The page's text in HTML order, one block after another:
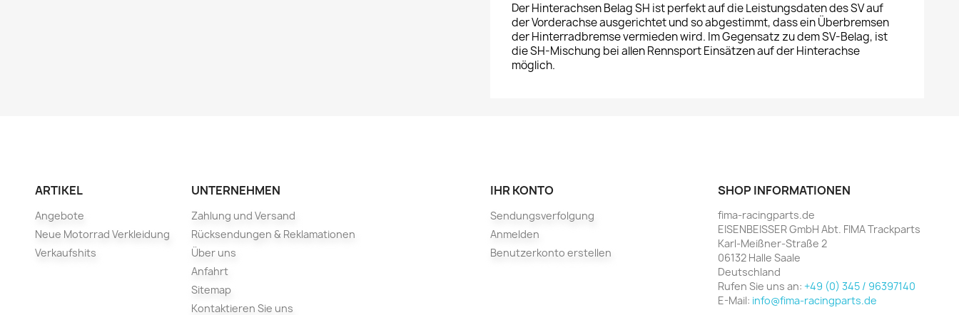
Der Hinterachsen Belag SH ist perfekt auf die Leistungsdaten des SV auf
der Vorderachse ausgerichtet und so abgestimmt, dass ein Überbremsen
der Hinterradbremse vermieden wird. Im Gegensatz zu dem SV-Belag, ist
die SH-Mischung bei allen Rennsport Einsätzen auf der Hinterachse
möglich.
ARTIKEL
Angebote
Neue Motorrad Verkleidung
Verkaufshits
UNTERNEHMEN
Zahlung und Versand
Rücksendungen & Reklamationen
Über uns
Anfahrt
Sitemap
Kontaktieren Sie uns
IHR KONTO
Sendungsverfolgung
Anmelden
Benutzerkonto erstellen
SHOP INFORMATIONEN
fima-racingparts.de
EISENBEISSER GmbH Abt. FIMA Trackparts
Karl-Meißner-Straße 2
06132 Halle Saale
Deutschland
Rufen Sie uns an:+49 (0) 345 / 96397140
E-Mail: info@fima-racingparts.de